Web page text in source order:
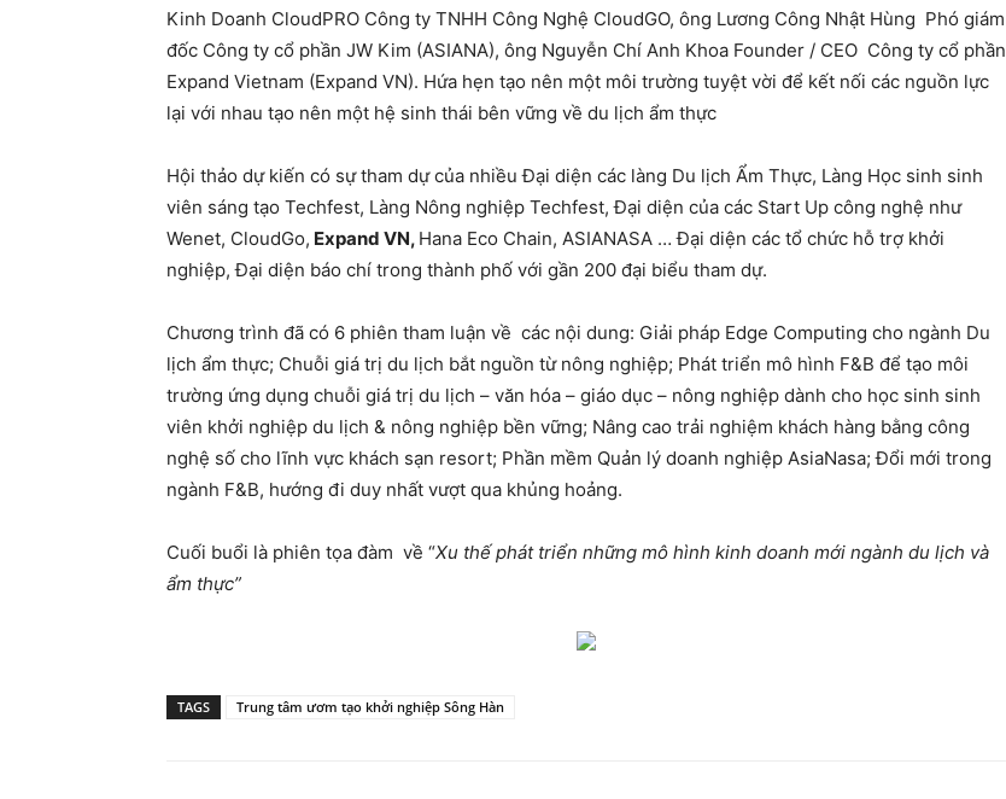
Kinh Doanh CloudPRO Công ty TNHH Công Nghệ CloudGO, ông Lương Công Nhật Hùng Phó giám
đốc Công ty cổ phần JW Kim (ASIANA), ông Nguyễn Chí Anh Khoa Founder / CEO Công ty cổ phần
Expand Vietnam (Expand VN). Hứa hẹn tạo nên một môi trường tuyệt vời để kết nối các nguồn lực
lại với nhau tạo nên một hệ sinh thái bên vững về du lịch ẩm thực
Hội thảo dự kiến có sự tham dự của nhiều Đại diện các làng Du lịch Ẩm Thực, Làng Học sinh sinh
viên sáng tạo Techfest, Làng Nông nghiệp Techfest, Đại diện của các Start Up công nghệ như
Wenet, CloudGo, Expand VN, Hana Eco Chain, ASIANASA … Đại diện các tổ chức hỗ trợ khởi
nghiệp, Đại diện báo chí trong thành phố với gần 200 đại biểu tham dự.
Chương trình đã có 6 phiên tham luận về các nội dung: Giải pháp Edge Computing cho ngành Du
lịch ẩm thực; Chuỗi giá trị du lịch bắt nguồn từ nông nghiệp; Phát triển mô hình F&B để tạo môi
trường ứng dụng chuỗi giá trị du lịch – văn hóa – giáo dục – nông nghiệp dành cho học sinh sinh
viên khởi nghiệp du lịch & nông nghiệp bền vững; Nâng cao trải nghiệm khách hàng bằng công
nghệ số cho lĩnh vực khách sạn resort; Phần mềm Quản lý doanh nghiệp AsiaNasa; Đổi mới trong
ngành F&B, hướng đi duy nhất vượt qua khủng hoảng.
Cuối buổi là phiên tọa đàm về “Xu thế phát triển những mô hình kinh doanh mới ngành du lịch và
ẩm thực”
TAGS Trung tâm ươm tạo khởi nghiệp Sông Hàn